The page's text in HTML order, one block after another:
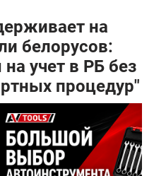
на
белорусов:
учет в РБ без
процедур"